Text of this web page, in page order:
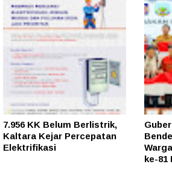
7.956 KK Belum Berlistrik,
Kaltara Kejar Percepatan
Elektrifikasi
ke-81